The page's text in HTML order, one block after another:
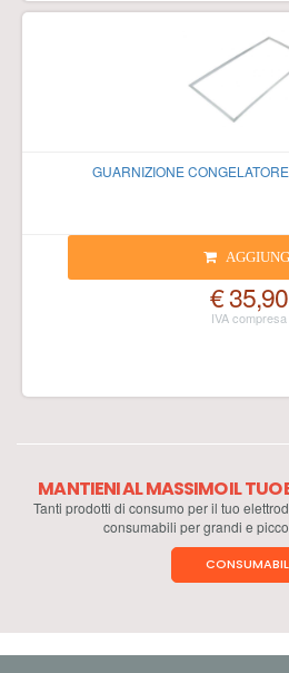
GUARNIZIONE
€ 35,90
MANTIENI AL MASSIMO IL
Tanti prodotti di consumo per il tuo
consumabili per grandi e